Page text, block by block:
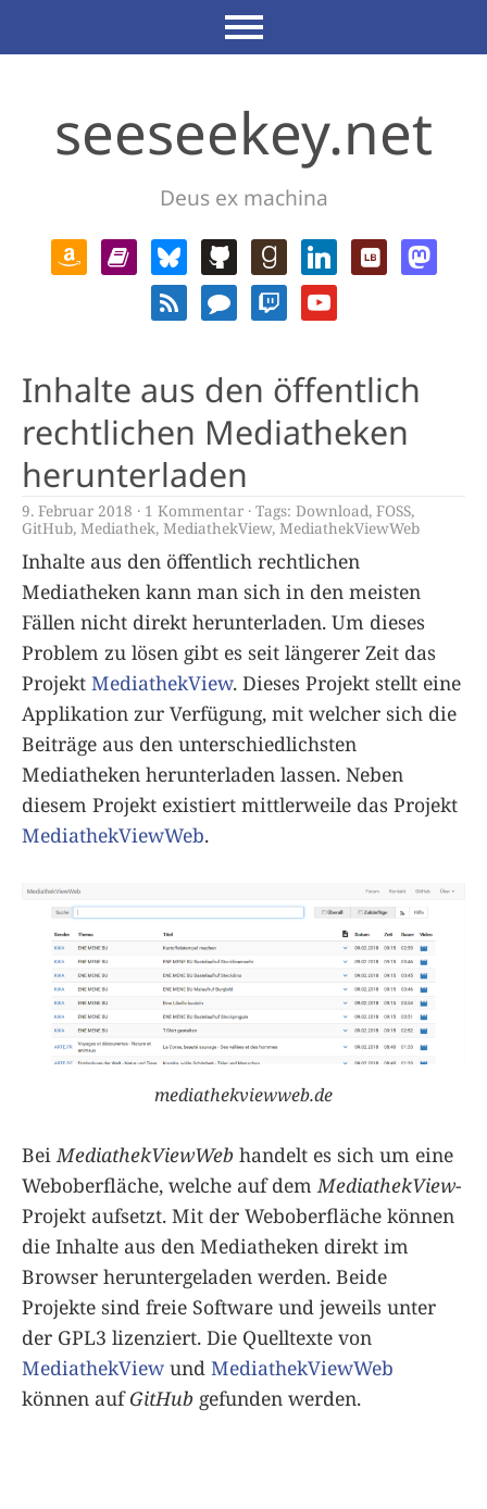
seeseekey.net
Deus ex machina
Inhalte aus den öffentlich
rechtlichen Mediatheken
herunterladen
9. Februar 2018 1 Kommentar Tags: Download, FOSS,
GitHub, Mediathek, MediathekView,MediathekViewWeb
Inhalte aus den öffentlich rechtlichen
Mediatheken kann man sich in den meisten
Fällen nicht direkt herunterladen. Um dieses
Problem zu lösen gibt es seit längerer Zeit das
Projekt MediathekView. Dieses Projekt stellt eine
Applikation zur Verfügung, mit welcher sich die
Beiträge aus den unterschiedlichsten
Mediatheken herunterladen lassen. Neben
diesem Projekt existiert mittlerweile das Projekt
MediathekViewWeb.
mediathekviewweb.de
BeiMediathekViewWeb handelt es sich um eine
Weboberfläche, welche auf demMediathekView-
Projekt aufsetzt. Mit der Weboberfläche können
die Inhalte aus den Mediatheken direkt im
Browser heruntergeladen werden. Beide
Projekte sind freie Software und jeweils unter
der GPL3 lizenziert. Die Quelltexte von
MediathekView und MediathekViewWeb
können aufGitHub gefunden werden.